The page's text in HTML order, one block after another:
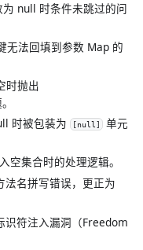
null 时条件未跳过的问
无法回填到参数 Map 的
时抛出
时被包装为 [null] 单元
空集合时的处理逻辑。
法名拼写错误，更正为
识符注入漏洞（Freedom